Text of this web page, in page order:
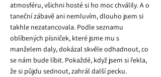
atmosféru, všichni hosté si ho moc chválily. A o
taneční zábavě ani nemluvím, dlouho jsem si
takhle nezatancovala. Podle seznamu
oblíbených písniček, které jsme mu s
manželem daly, dokázal skvěle odhadnout, co
se nám bude líbit. Pokaždé, když jsem si řekla,
že si půjdu sednout, zahrál další pecku.